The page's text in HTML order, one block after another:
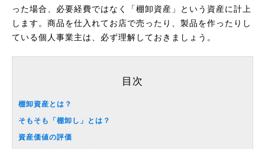
った場合、必要経費ではなく「棚卸資産」という資産に計上
します。商品を仕入れてお店で売ったり、製品を作ったりし
ている個人事業主は、必ず理解しておきましょう。
目次
棚卸資産とは？
そもそも「棚卸し」とは？
資産価値の評価